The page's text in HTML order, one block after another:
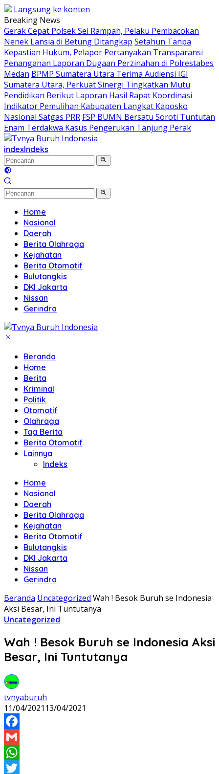
Langsung ke konten
Breaking News
Gerak Cepat Polsek Sei Rampah, Pelaku Pembacokan
Nenek Lansia di Betung Ditangkap Setahun Tanpa
Kepastian Hukum, Pelapor Pertanyakan Transparansi
Penanganan Laporan Dugaan Perzinahan di Polrestabes
Medan BPMP Sumatera Utara Terima Audiensi IGI
Sumatera Utara, Perkuat Sinergi Tingkatkan Mutu
Pendidikan Berikut Laporan Hasil Rapat Koordinasi
Indikator Pemulihan Kabupaten Langkat Kaposko
Nasional Satgas PRR FSP BUMN Bersatu Soroti Tuntutan
Enam Terdakwa Kasus Pengerukan Tanjung Perak
indexIndeks
Home
Nasional
Daerah
Berita Olahraga
Kejahatan
Berita Otomotif
Bulutangkis
DKI Jakarta
Nissan
Gerindra
Beranda
Home
Berita
Kriminal
Politik
Otomotif
Olahraga
Tag Berita
Berita Otomotif
Lainnya
Indeks
Home
Nasional
Daerah
Berita Olahraga
Kejahatan
Berita Otomotif
Bulutangkis
DKI Jakarta
Nissan
Gerindra
Beranda Uncategorized Wah ! Besok Buruh se Indonesia
Aksi Besar, Ini Tuntutanya
Uncategorized
Wah ! Besok Buruh se Indonesia Aksi
Besar, Ini Tuntutanya
tvnyaburuh
11/04/2021 13/04/2021
Facebook
Gmail
WhatsApp